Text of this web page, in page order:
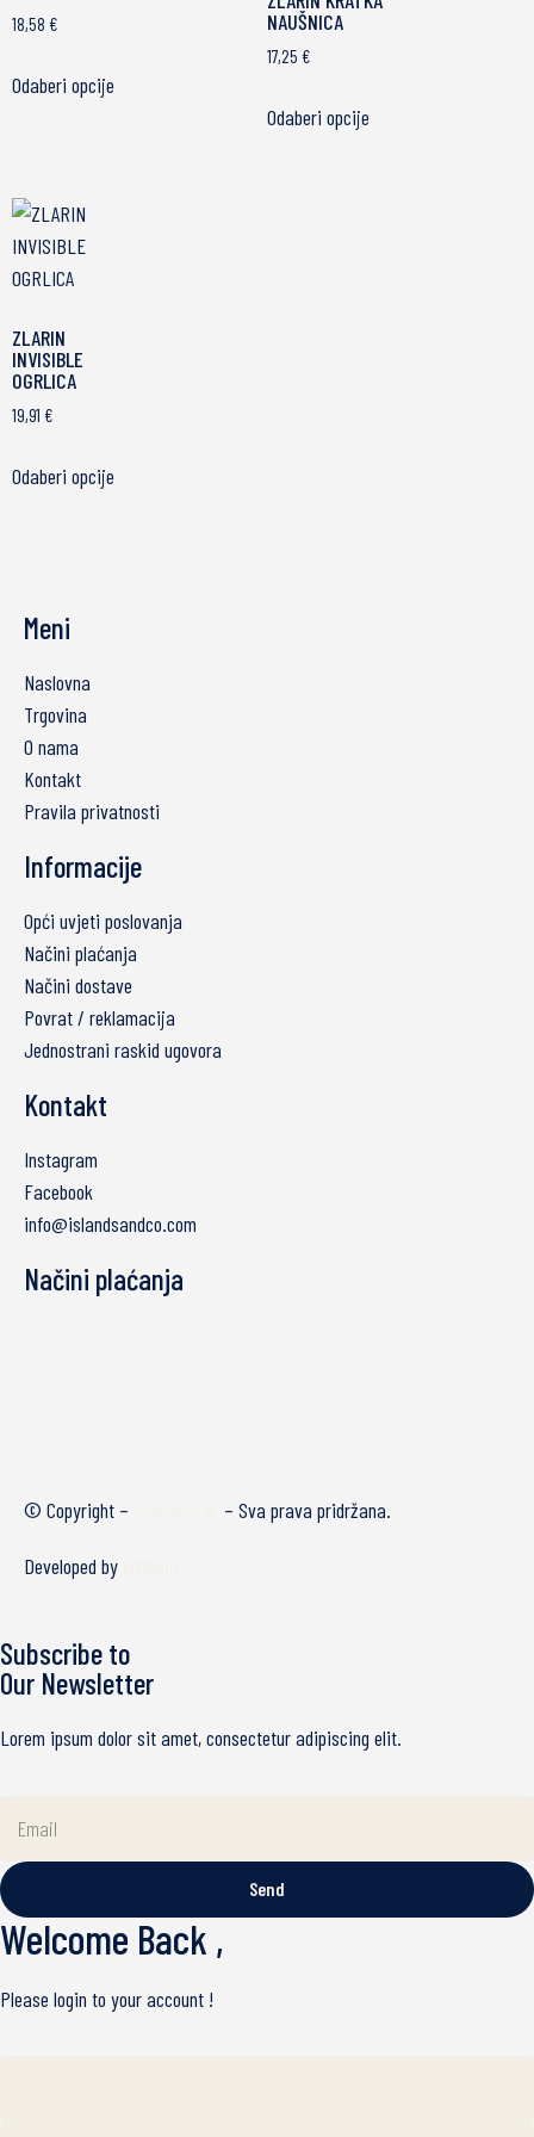
18,58 €
Odaberi opcije
NAUŠNICA
17,25 €
Odaberi opcije
ZLARIN
INVISIBLE
OGRLICA
19,91 €
Odaberi opcije
Meni
Naslovna
Trgovina
O nama
Kontakt
Pravila privatnosti
Informacije
Opći uvjeti poslovanja
Načini plaćanja
Načini dostave
Povrat / reklamacija
Jednostrani raskid ugovora
Kontakt
Instagram
Facebook
info@islandsandco.com
Načini plaćanja
© Copyright – – Sva prava pridržana.
Developed by
Subscribe to
Our Newsletter
Lorem ipsum dolor sit amet, consectetur adipiscing elit.
Send
Welcome Back ,
Please login to your account !